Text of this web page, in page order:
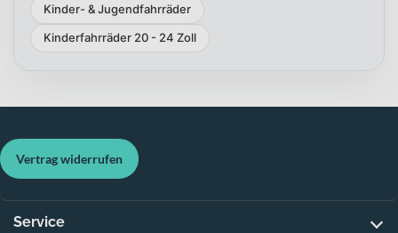
Kinder- & Jugendfahrräder
Kinderfahrräder 20 - 24 Zoll
Vertrag widerrufen
Service